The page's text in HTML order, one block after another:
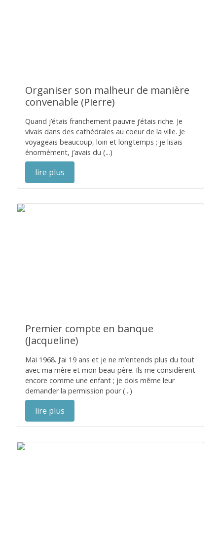
Organiser son malheur de manière
convenable (Pierre)
Quand j’étais franchement pauvre j’étais riche. Je
vivais dans des cathédrales au coeur de la ville. Je
voyageais beaucoup, loin et longtemps ; je lisais
énormément, j’avais du (...)
lire plus
Premier compte en banque
(Jacqueline)
Mai 1968. J’ai 19 ans et je ne m’entends plus du tout
avec ma mère et mon beau-père. Ils me considèrent
encore comme une enfant ; je dois même leur
demander la permission pour (...)
lire plus